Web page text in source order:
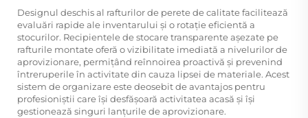
Designul deschis al rafturilor de perete de calitate facilitează
evaluări rapide ale inventarului și o rotație eficientă a
stocurilor. Recipientele de stocare transparente așezate pe
rafturile montate oferă o vizibilitate imediată a nivelurilor de
aprovizionare, permițând reînnoirea proactivă și prevenind
întreruperile în activitate din cauza lipsei de materiale. Acest
sistem de organizare este deosebit de avantajos pentru
profesioniștii care își desfășoară activitatea acasă și își
gestionează singuri lanțurile de aprovizionare.